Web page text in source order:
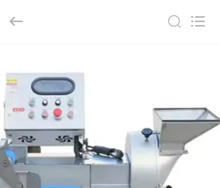
পণ্য
ভিআর
শো
আমাদের
সম্বন্ধে
Machinery
Co.,Ltd.